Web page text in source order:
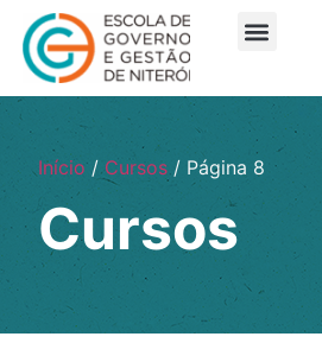
Início/Cursos/ Página 8
Cursos